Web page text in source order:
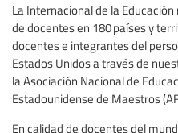
La Internacional de la
de docentes en 180 países y
docentes e integrantes del
Estados Unidos a través de
la Asociación Nacional de
Estadounidense de Maestros
En calidad de docentes del